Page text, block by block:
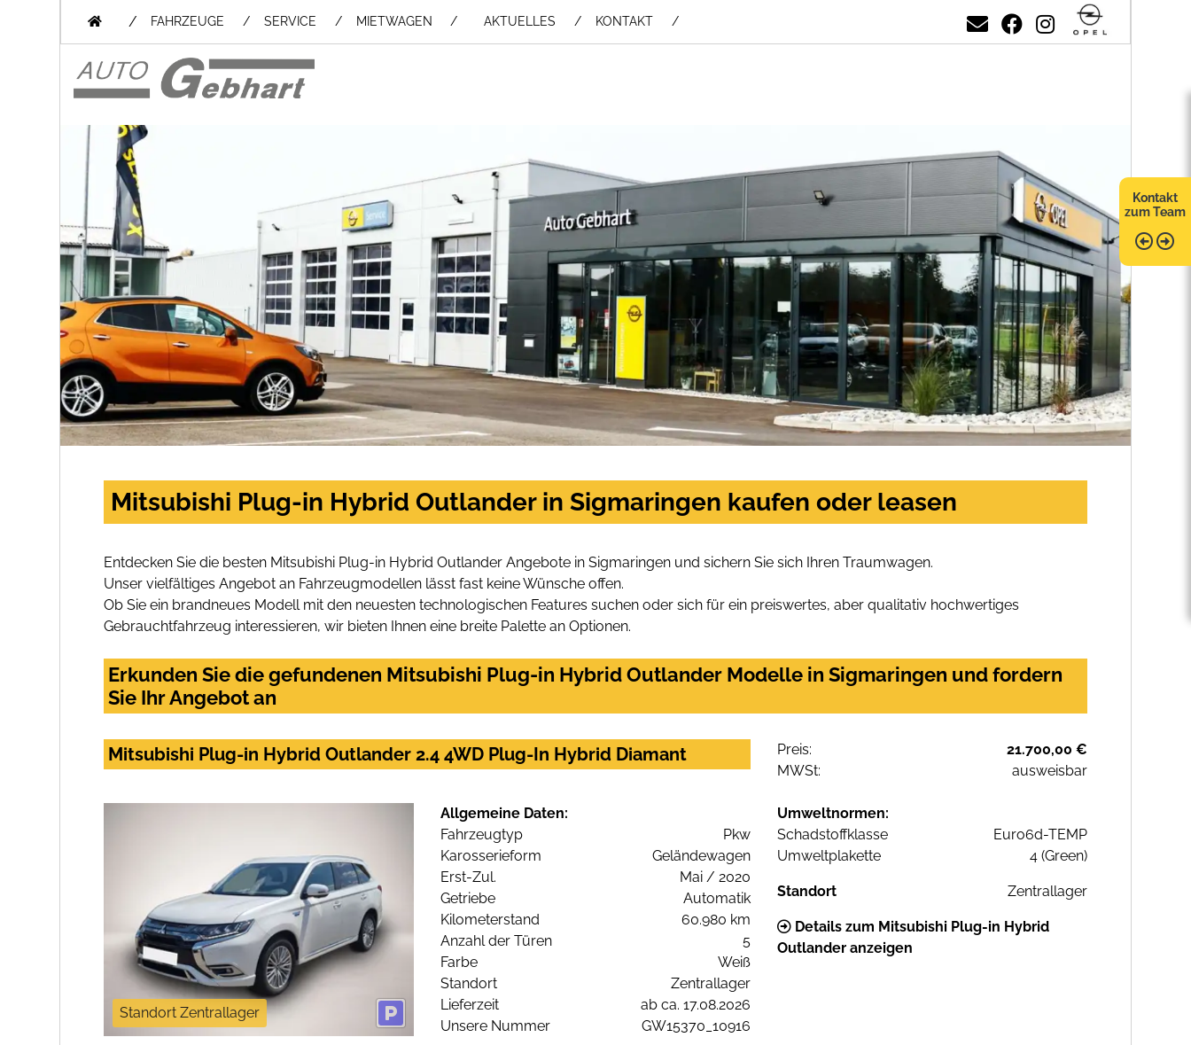
/ FAHRZEUGE SERVICE MIETWAGEN / AKTUELLES KONTAKT
Kontakt
zum Team
Mitsubishi Plug-in Hybrid Outlander in Sigmaringen kaufen oder leasen
Entdecken Sie die besten Mitsubishi Plug-in Hybrid Outlander Angebote in Sigmaringen und sichern Sie sich Ihren Traumwagen.
Unser vielfältiges Angebot an Fahrzeugmodellen lässt fast keine Wünsche offen.
Ob Sie ein brandneues Modell mit den neuesten technologischen Features suchen oder sich für ein preiswertes, aber qualitativ hochwertiges
Gebrauchtfahrzeug interessieren, wir bieten Ihnen eine breite Palette an Optionen.
Erkunden Sie die gefundenen Mitsubishi Plug-in Hybrid Outlander Modelle in Sigmaringen und fordern
Sie Ihr Angebot an
Mitsubishi Plug-in Hybrid Outlander 2.4 4WD Plug-In Hybrid Diamant Preis:
21.700,00 €
MWSt:
ausweisbar
Standort Zentrallager
Allgemeine Daten:
Fahrzeugtyp
Pkw
Karosserieform
Geländewagen
Erst-Zul.
Mai / 2020
Getriebe
Automatik
Kilometerstand
60.980 km
Anzahl der Türen
5
Farbe
Weiß
Standort
Zentrallager
Lieferzeit
ab ca. 17.08.2026
Unsere Nummer
GW15370_10916
Umweltnormen:
Schadstoffklasse
Euro6d-TEMP
Umweltplakette
4 (Green)
Standort Zentrallager
Details zum Mitsubishi Plug-in Hybrid
Outlander anzeigen